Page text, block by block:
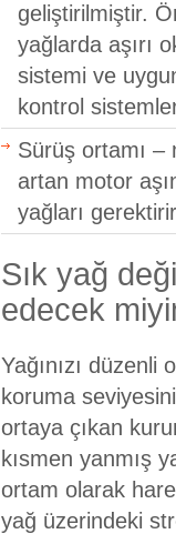
geliştirilmiştir.
yağlarda aşırı
sistemi ve
kontrol
Sürüş ortamı
artan motor
yağları
Sık yağ
edecek
Yağınızı
koruma
ortaya çıkan
kısmen yanmış
ortam olarak
yağ üzerindeki